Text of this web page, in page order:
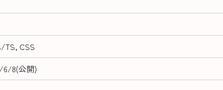
TS, CSS
6/8(公開)